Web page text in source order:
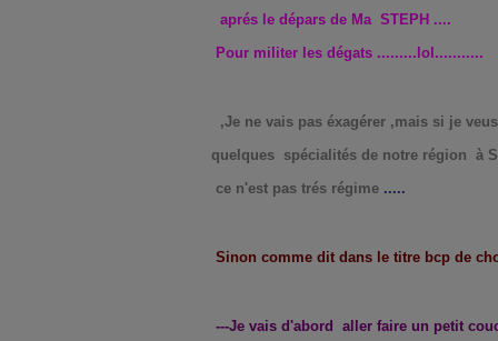
aprés le dépars de Ma STEPH ....
Pour militer les dégats .........lol...........
,Je ne vais pas éxagérer ,mais si je
quelques spécialités de notre région à
ce n'est pas trés régime .....
Sinon comme dit dans le titre bcp de
---Je vais d'abord aller faire un petit